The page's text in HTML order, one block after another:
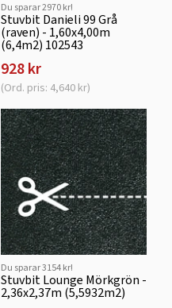
Du sparar 2970 kr!
Stuvbit Danieli 99 Grå
(raven) - 1,60x4,00m
(6,4m2) 102543
928 kr
(Ord. pris: 4,640 kr)
Du sparar 3154 kr!
Stuvbit Lounge Mörkgrön -
2,36x2,37m (5,5932m2)